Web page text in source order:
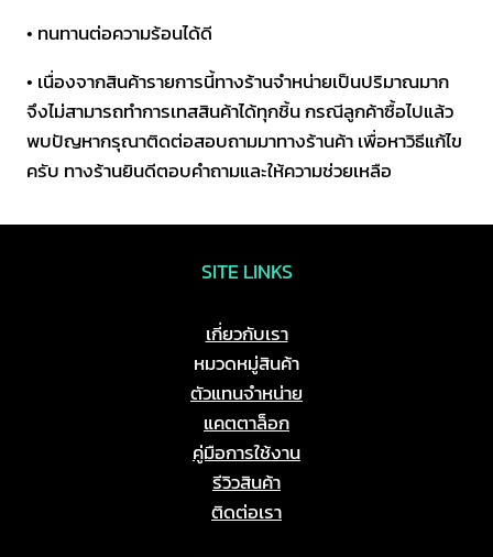
ชิ้น
• ทนทานต่อความร้อนได้ดี
• เนื่องจากสินค้ารายการนี้ทางร้านจำหน่ายเป็นปริมาณมาก
จึงไม่สามารถทำการเทสสินค้าได้ทุกชิ้น กรณีลูกค้าซื้อไปแล้ว
พบปัญหากรุณาติดต่อสอบถามมาทางร้านค้า เพื่อหาวิธีแก้ไข
ครับ ทางร้านยินดีตอบคำถามและให้ความช่วยเหลือ
SITE LINKS
เกี่ยวกับเรา
หมวดหมู่สินค้า
ตัวแทนจำหน่าย
แคตตาล็อก
คู่มือการใช้งาน
รีวิวสินค้า
ติดต่อเรา